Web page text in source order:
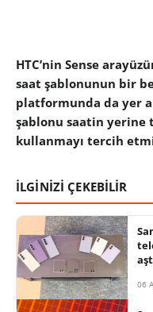
HTC’nin Sense
saat şablonunun bir
platformunda da yer
şablonu saatin
kullanmayı tercih
İLGİNİZİ ÇEKEBİLİR
06